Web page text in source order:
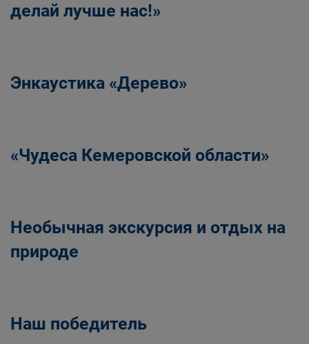
делай лучше нас!»
Энкаустика «Дерево»
«Чудеса Кемеровской области»
Необычная экскурсия и отдых на
природе
Наш победитель